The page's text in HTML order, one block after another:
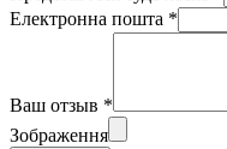
Електронна пошта *
Ваш отзыв *
Зображення